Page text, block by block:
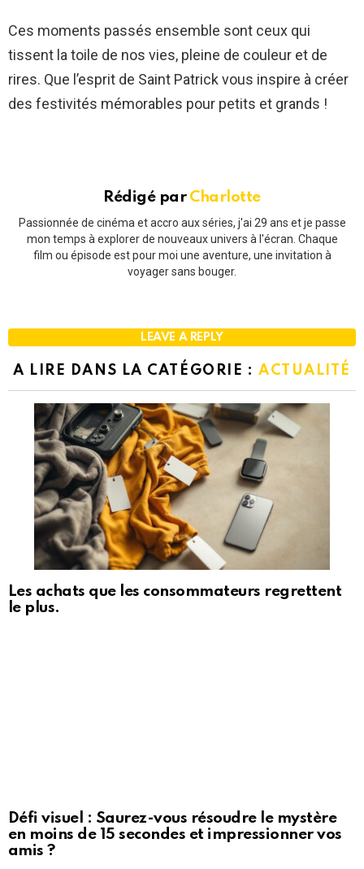
Ces moments passés ensemble sont ceux qui
tissent la toile de nos vies, pleine de couleur et de
rires. Que l’esprit de Saint Patrick vous inspire à créer
des festivités mémorables pour petits et grands !
Rédigé par Charlotte
Passionnée de cinéma et accro aux séries, j'ai 29 ans et je passe
mon temps à explorer de nouveaux univers à l'écran. Chaque
film ou épisode est pour moi une aventure, une invitation à
voyager sans bouger.
LEAVE A REPLY
A LIRE DANS LA CATÉGORIE : ACTUALITÉ
Les achats que les consommateurs regrettent
le plus.
Défi visuel : Saurez-vous résoudre le mystère
en moins de 15 secondes et impressionner vos
amis ?